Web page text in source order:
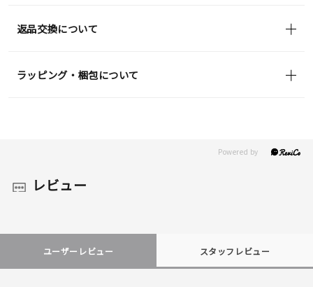
返品交換について
ラッピング・梱包について
レビュー
ユーザーレビュー スタッフレビュー